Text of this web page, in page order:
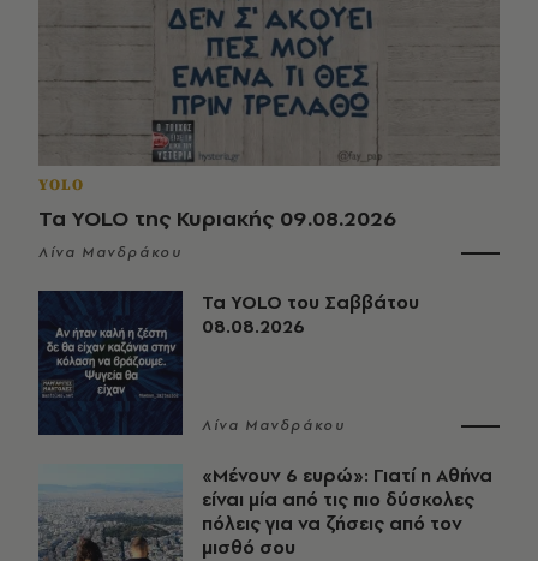
YOLO
Τα YOLO της Κυριακής 09.08.2026
Λίνα Μανδράκου
Τα YOLO του Σαββάτου
08.08.2026
Λίνα Μανδράκου
«Μένουν 6 ευρώ»: Γιατί η Αθήνα
είναι μία από τις πιο δύσκολες
πόλεις για να ζήσεις από τον
μισθό σου